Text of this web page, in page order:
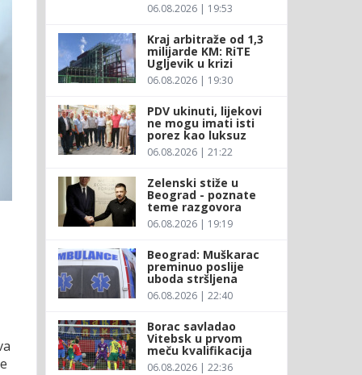
06.08.2026 | 19:53
Kraj arbitraže od 1,3
milijarde KM: RiTE
Ugljevik u krizi
06.08.2026 | 19:30
PDV ukinuti, lijekovi
ne mogu imati isti
porez kao luksuz
06.08.2026 | 21:22
Zelenski stiže u
Beograd - poznate
teme razgovora
06.08.2026 | 19:19
Beograd: Muškarac
preminuo poslije
uboda stršljena
06.08.2026 | 22:40
Borac savladao
Vitebsk u prvom
meču kvalifikacija
06.08.2026 | 22:36